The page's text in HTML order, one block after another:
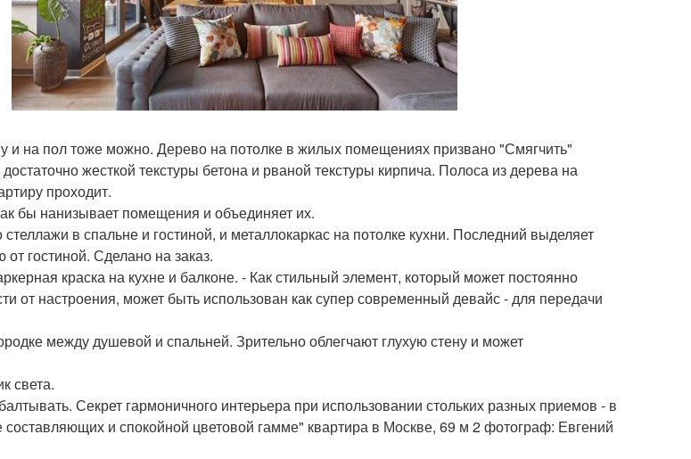
и на пол тоже можно. Дерево на потолке в жилых помещениях призвано "Смягчить"
жесткой текстуры бетона и рваной текстуры кирпича. Полоса из дерева на
проходит.
бы нанизывает помещения и объединяет их.
в спальне и гостиной, и металлокаркас на потолке кухни. Последний выделяет
гостиной. Сделано на заказ.
краска на кухне и балконе. - Как стильный элемент, который может постоянно
от настроения, может быть использован как супер современный девайс - для передачи
между душевой и спальней. Зрительно облегчают глухую стену и может
света.
Секрет гармоничного интерьера при использовании стольких разных приемов - в
составляющих и спокойной цветовой гамме" квартира в Москве, 69 м 2 фотограф: Евгений